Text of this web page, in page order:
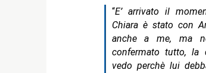
“E’ arrivato il
Chiara è stato con
anche a me, ma
confermato tutto,
vedo perchè lui